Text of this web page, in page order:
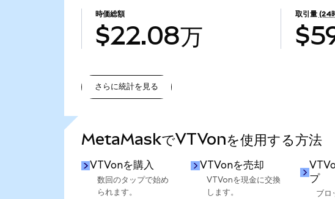
時価総額
$22.08万
取引量 (24
さらに統計を見る
MetaMaskでVTVonを使用する方法
VTVonを購入
数回のタップで始め
られます。
VTVonを売却
VTVonを現金に交換
します。
プ
ブロ